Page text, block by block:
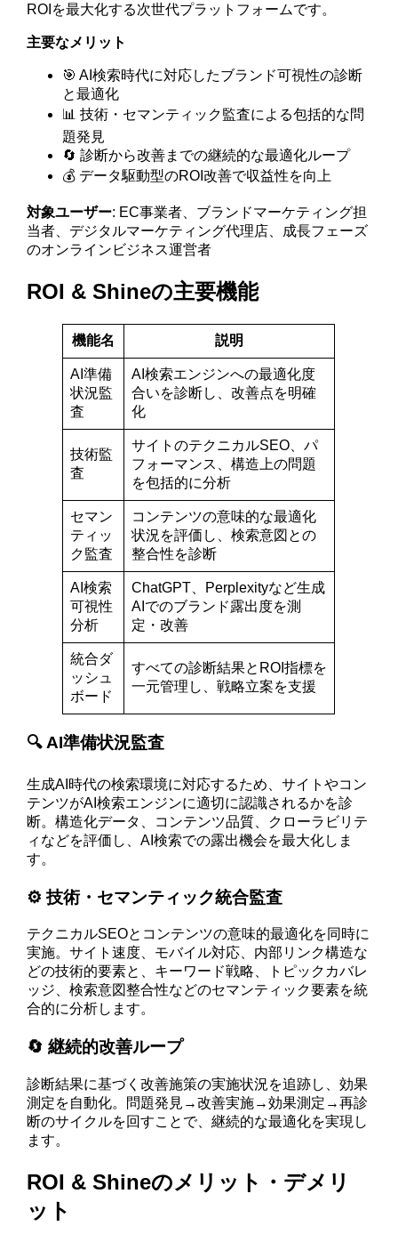
ROIを最大化する次世代プラットフォームです。
主要なメリット
🎯 AI検索時代に対応したブランド可視性の診断
と最適化
📊 技術・セマンティック監査による包括的な問
題発見
🔄 診断から改善までの継続的な最適化ループ
💰 データ駆動型のROI改善で収益性を向上
対象ユーザー: EC事業者、ブランドマーケティング担
当者、デジタルマーケティング代理店、成長フェーズ
のオンラインビジネス運営者
ROI & Shineの主要機能
機能名 説明
AI準備
状況監
査
AI検索エンジンへの最適化度
合いを診断し、改善点を明確
化
技術監
査
サイトのテクニカルSEO、パ
フォーマンス、構造上の問題
を包括的に分析
セマン
ティッ
ク監査
コンテンツの意味的な最適化
状況を評価し、検索意図との
整合性を診断
AI検索
可視性
分析
ChatGPT、Perplexityなど生成
AIでのブランド露出度を測
定・改善
統合ダ
ッシュ
ボード
すべての診断結果とROI指標を
一元管理し、戦略立案を支援
🔍 AI準備状況監査
生成AI時代の検索環境に対応するため、サイトやコン
テンツがAI検索エンジンに適切に認識されるかを診
断。構造化データ、コンテンツ品質、クローラビリテ
ィなどを評価し、AI検索での露出機会を最大化しま
す。
⚙️ 技術・セマンティック統合監査
テクニカルSEOとコンテンツの意味的最適化を同時に
実施。サイト速度、モバイル対応、内部リンク構造な
どの技術的要素と、キーワード戦略、トピックカバレ
ッジ、検索意図整合性などのセマンティック要素を統
合的に分析します。
🔄 継続的改善ループ
診断結果に基づく改善施策の実施状況を追跡し、効果
測定を自動化。問題発見→改善実施→効果測定→再診
断のサイクルを回すことで、継続的な最適化を実現し
ます。
ROI & Shineのメリット・デメリ
ット